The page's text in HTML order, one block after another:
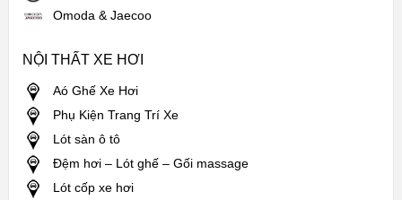
Omoda & Jaecoo
NỘI THẤT XE HƠI
Aó Ghế Xe Hơi
Phụ Kiện Trang Trí Xe
Lót sàn ô tô
Đệm hơi – Lót ghế – Gối massage
Lót cốp xe hơi